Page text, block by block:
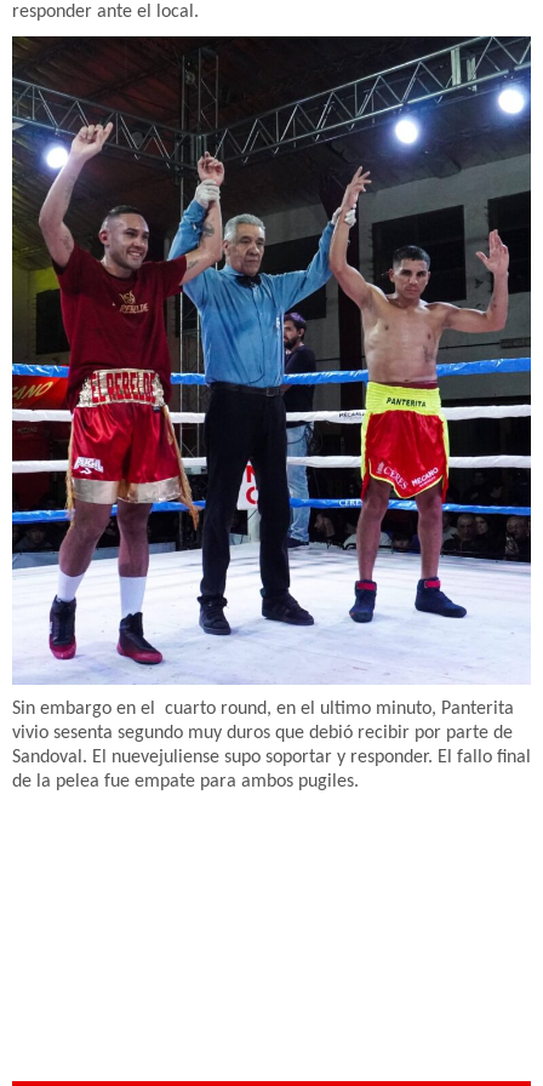
responder ante el local.
Sin embargo en el cuarto round, en el ultimo minuto, Panterita
vivio sesenta segundo muy duros que debió recibir por parte de
Sandoval. El nuevejuliense supo soportar y responder. El fallo final
de la pelea fue empate para ambos pugiles.